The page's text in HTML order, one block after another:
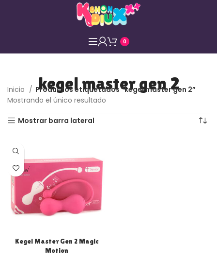
0
kegel master gen 2
Inicio
Productos etiquetados “kegel master gen 2”
Mostrando el único resultado
Mostrar barra lateral
Kegel Master Gen 2 Magic
Motion